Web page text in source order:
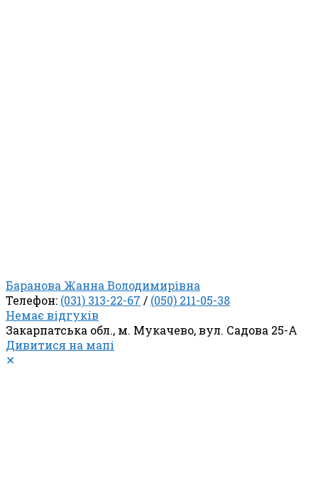
Баранова Жанна Володимирівна
Телефон: (031) 313-22-67 / (050) 211-05-38
Немає відгуків
Закарпатська обл., м. Мукачево, вул. Садова 25-А
Дивитися на мапі
✕